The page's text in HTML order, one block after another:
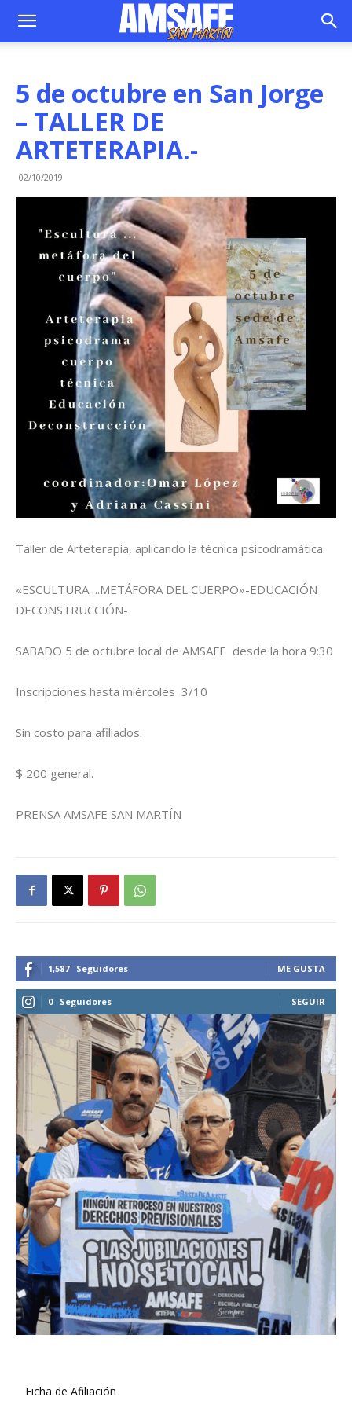
5 de octubre en San Jorge
– TALLER DE
ARTETERAPIA.-
02/10/2019
Taller de Arteterapia, aplicando la técnica psicodramática.
«ESCULTURA….METÁFORA DEL CUERPO»-EDUCACIÓN
DECONSTRUCCIÓN-
SABADO 5 de octubre local de AMSAFE desde la hora 9:30
Inscripciones hasta miércoles 3/10
Sin costo para afiliados.
$ 200 general.
PRENSA AMSAFE SAN MARTÍN
1,587 Seguidores ME GUSTA
0 Seguidores SEGUIR
Ficha de Afiliación